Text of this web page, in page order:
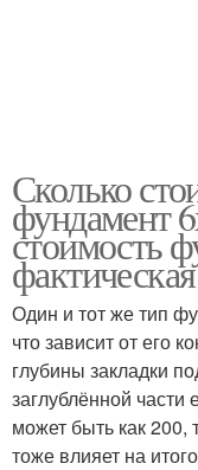
Сколько
фундамент
стоимость
Один и тот же тип
что зависит от его
глубины закладки
заглублённой части
может быть как 200,
тоже влияет на